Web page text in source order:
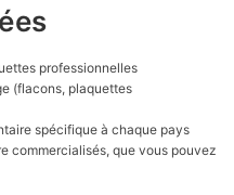
professionnelles
(flacons, plaquettes
spécifique à chaque pays
commercialisés, que vous pouvez